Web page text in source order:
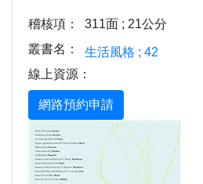
稽核項：
311面 ; 21公分
叢書名：
生活風格 ; 42
線上資源：